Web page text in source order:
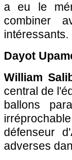
a eu le
combiner
intéressants.
Dayot
William
central de
ballons
défenseur
adverses